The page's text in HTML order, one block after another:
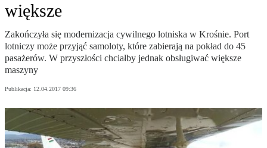
większe
Zakończyła się modernizacja cywilnego lotniska w Krośnie. Port
lotniczy może przyjąć samoloty, które zabierają na pokład do 45
pasażerów. W przyszłości chciałby jednak obsługiwać większe
maszyny
Publikacja: 12.04.2017 09:36